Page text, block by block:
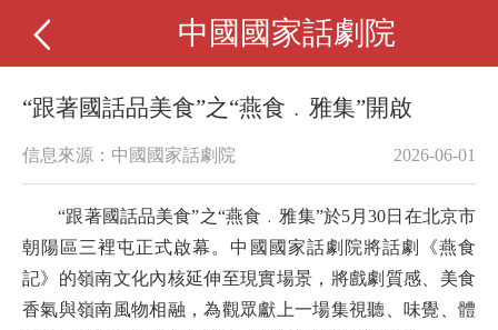
中國國家話劇院
“跟著國話品美食”之“燕食﹒雅集”開啟
信息來源：中國國家話劇院 2026-06-01
“跟著國話品美食”之“燕食﹒雅集”於5月30日在北京市
朝陽區三裡屯正式啟幕。中國國家話劇院將話劇《燕食
記》的嶺南文化內核延伸至現實場景，將戲劇質感、美食
香氣與嶺南風物相融，為觀眾獻上一場集視聽、味覺、體